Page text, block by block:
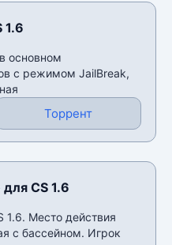
1.6
основном
с режимом JailBreak,
Торрент
CS 1.6
1.6. Место действия
с бассейном. Игрок